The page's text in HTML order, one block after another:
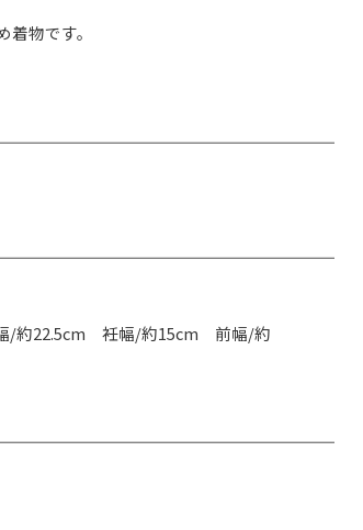
物です。
/約22.5cm 衽幅/約15cm 前幅/約